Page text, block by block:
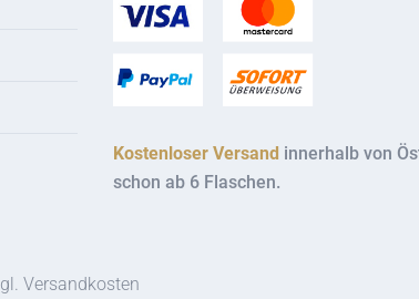
Kostenloser Versand innerhalb von
schon ab 6 Flaschen.
Versandkosten